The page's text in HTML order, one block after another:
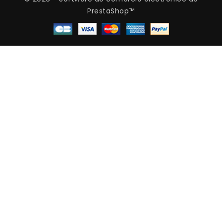
PrestaShop™